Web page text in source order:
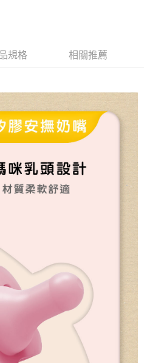
運費
運費
運費
)免運費
上)免運費
規格 相關推薦